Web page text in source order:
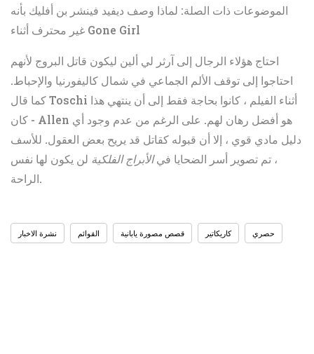
الموضوعات ذات الصلة: لماذا وصف ديفيد فينشر بن أفليك بأنه
غير محترف أثناء Gone Girl
احتاج هؤلاء الرجال إلى آرثر لي ألين ليكون قاتل البروج لأنهم
احتاجوا إلى توقف الألم الجماعي في شمال كاليفورنيا والإحباط.
كما قال Toschi أثناء الفيلم ، كانوا بحاجة فقط إلى أن ينتهي هذا
- كان Allen هو أفضل رهان لهم. على الرغم من عدم وجود أي
دليل مادي قوي ، إلا أن قبوله كقاتل قد يريح بعض العقول. للأسف
، تم تصوير أسر الضحايا فيالأبراج الفلكية لن يكون لها نفس
الراحة.
نشرة الاخبار القوائم قصص مصورة يابانية كاريكاتير حصري